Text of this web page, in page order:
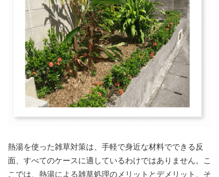
熱湯を使った雑草対策は、手軽で身近な材料でできる反
面、すべてのケースに適しているわけではありません。こ
こでは、熱湯による雑草処理のメリットとデメリット、そ